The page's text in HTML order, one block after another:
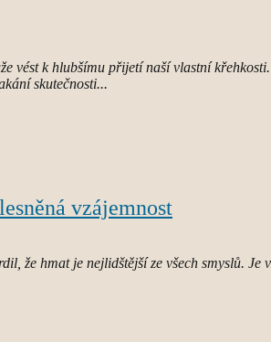
vést k hlubšímu přijetí naší vlastní
skutečnosti...
vzájemnost
že hmat je nejlidštější ze všech smyslů. Je